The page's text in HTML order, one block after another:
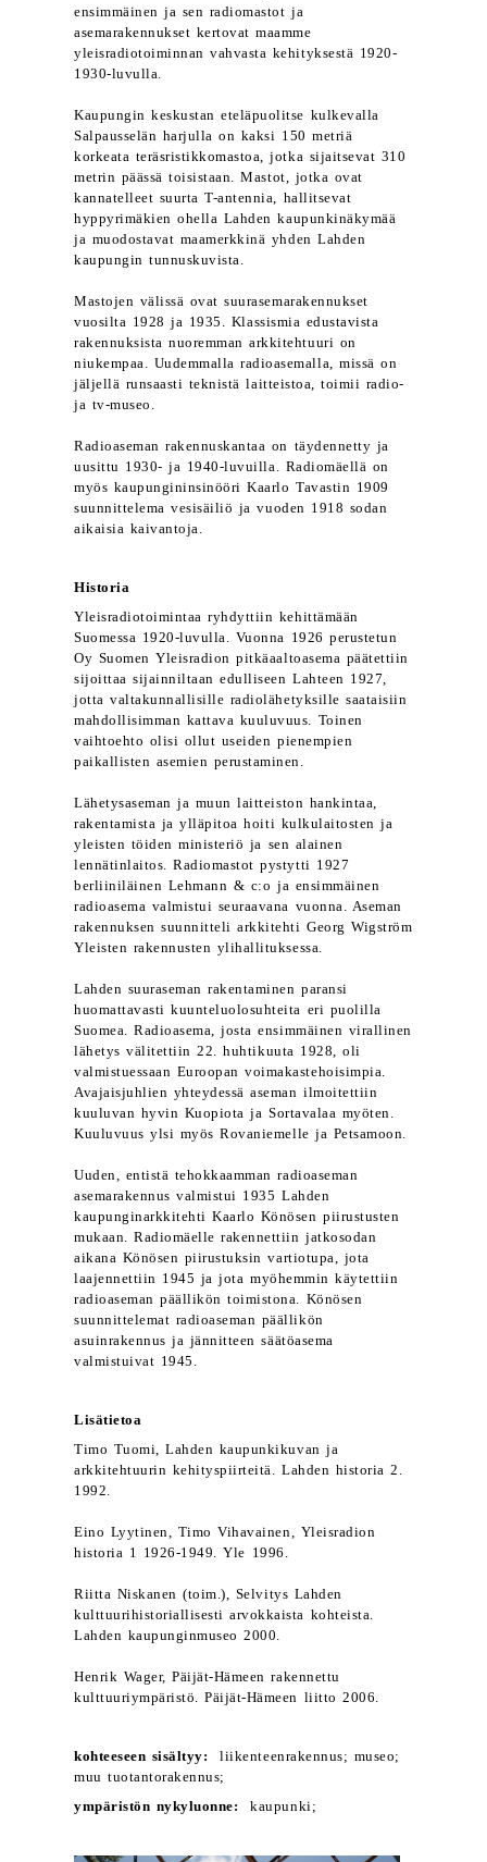
ensimmäinen ja sen radiomastot ja
asemarakennukset kertovat maamme
yleisradiotoiminnan vahvasta kehityksestä 1920-
1930-luvulla.
Kaupungin keskustan eteläpuolitse kulkevalla
Salpausselän harjulla on kaksi 150 metriä
korkeata teräsristikkomastoa, jotka sijaitsevat 310
metrin päässä toisistaan. Mastot, jotka ovat
kannatelleet suurta T-antennia, hallitsevat
hyppyrimäkien ohella Lahden kaupunkinäkymää
ja muodostavat maamerkkinä yhden Lahden
kaupungin tunnuskuvista.
Mastojen välissä ovat suurasemarakennukset
vuosilta 1928 ja 1935. Klassismia edustavista
rakennuksista nuoremman arkkitehtuuri on
niukempaa. Uudemmalla radioasemalla, missä on
jäljellä runsaasti teknistä laitteistoa, toimii radio-
ja tv-museo.
Radioaseman rakennuskantaa on täydennetty ja
uusittu 1930- ja 1940-luvuilla. Radiomäellä on
myös kaupungininsinööri Kaarlo Tavastin 1909
suunnittelema vesisäiliö ja vuoden 1918 sodan
aikaisia kaivantoja.
Historia
Yleisradiotoimintaa ryhdyttiin kehittämään
Suomessa 1920-luvulla. Vuonna 1926 perustetun
Oy Suomen Yleisradion pitkäaaltoasema päätettiin
sijoittaa sijainniltaan edulliseen Lahteen 1927,
jotta valtakunnallisille radiolähetyksille saataisiin
mahdollisimman kattava kuuluvuus. Toinen
vaihtoehto olisi ollut useiden pienempien
paikallisten asemien perustaminen.
Lähetysaseman ja muun laitteiston hankintaa,
rakentamista ja ylläpitoa hoiti kulkulaitosten ja
yleisten töiden ministeriö ja sen alainen
lennätinlaitos. Radiomastot pystytti 1927
berliiniläinen Lehmann & c:o ja ensimmäinen
radioasema valmistui seuraavana vuonna. Aseman
rakennuksen suunnitteli arkkitehti Georg Wigström
Yleisten rakennusten ylihallituksessa.
Lahden suuraseman rakentaminen paransi
huomattavasti kuunteluolosuhteita eri puolilla
Suomea. Radioasema, josta ensimmäinen virallinen
lähetys välitettiin 22. huhtikuuta 1928, oli
valmistuessaan Euroopan voimakastehoisimpia.
Avajaisjuhlien yhteydessä aseman ilmoitettiin
kuuluvan hyvin Kuopiota ja Sortavalaa myöten.
Kuuluvuus ylsi myös Rovaniemelle ja Petsamoon.
Uuden, entistä tehokkaamman radioaseman
asemarakennus valmistui 1935 Lahden
kaupunginarkkitehti Kaarlo Könösen piirustusten
mukaan. Radiomäelle rakennettiin jatkosodan
aikana Könösen piirustuksin vartiotupa, jota
laajennettiin 1945 ja jota myöhemmin käytettiin
radioaseman päällikön toimistona. Könösen
suunnittelemat radioaseman päällikön
asuinrakennus ja jännitteen säätöasema
valmistuivat 1945.
Lisätietoa
Timo Tuomi, Lahden kaupunkikuvan ja
arkkitehtuurin kehityspiirteitä. Lahden historia 2.
1992.
Eino Lyytinen, Timo Vihavainen, Yleisradion
historia 1 1926-1949. Yle 1996.
Riitta Niskanen (toim.), Selvitys Lahden
kulttuurihistoriallisesti arvokkaista kohteista.
Lahden kaupunginmuseo 2000.
Henrik Wager, Päijät-Hämeen rakennettu
kulttuuriympäristö. Päijät-Hämeen liitto 2006.
kohteeseen sisältyy: liikenteenrakennus; museo;
muu tuotantorakennus;
ympäristön nykyluonne: kaupunki;